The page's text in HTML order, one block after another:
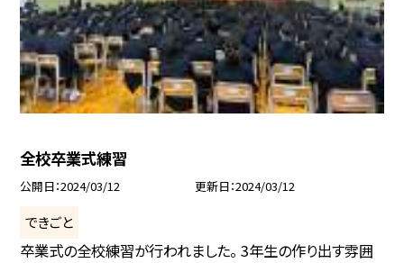
全校卒業式練習
公開日 2024/03/12 更新日 2024/03/12
できごと
卒業式の全校練習が行われました。 3年生の作り出す雰囲